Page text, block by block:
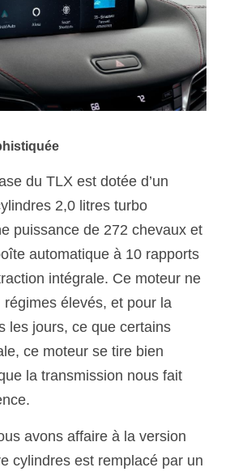
du TLX est dotée d’un
2,0 litres turbo
puissance de 272 chevaux et
automatique à 10 rapports
intégrale. Ce moteur ne
élevés, et pour la
les jours, ce que certains
ce moteur se tire bien
la transmission nous fait
avons affaire à la version
cylindres est remplacé par un